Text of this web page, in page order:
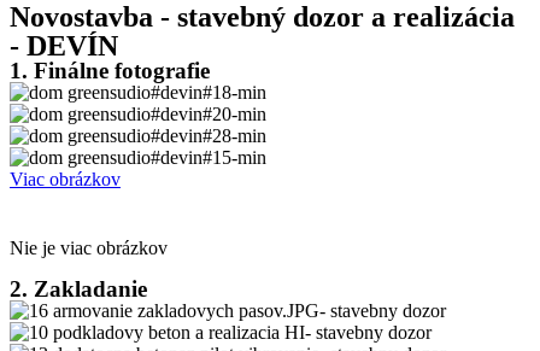
Novostavba - stavebný dozor a realizácia
- DEVÍN
1. Finálne fotografie
Viac obrázkov
Nie je viac obrázkov
2. Zakladanie